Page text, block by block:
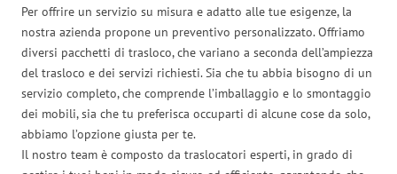
Per offrire un servizio su misura e adatto alle tue esigenze, la
nostra azienda propone un preventivo personalizzato. Offriamo
diversi pacchetti di trasloco, che variano a seconda dell’ampiezza
del trasloco e dei servizi richiesti. Sia che tu abbia bisogno di un
servizio completo, che comprende l’imballaggio e lo smontaggio
dei mobili, sia che tu preferisca occuparti di alcune cose da solo,
abbiamo l’opzione giusta per te.
Il nostro team è composto da traslocatori esperti, in grado di